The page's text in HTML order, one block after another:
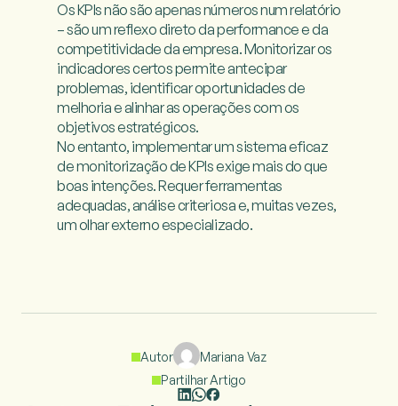
Os KPIs não são apenas números num relatório
– são um reflexo direto da performance e da
competitividade da empresa. Monitorizar os
indicadores certos permite antecipar
problemas, identificar oportunidades de
melhoria e alinhar as operações com os
objetivos estratégicos.
No entanto, implementar um sistema eficaz
de monitorização de KPIs exige mais do que
boas intenções. Requer ferramentas
adequadas, análise criteriosa e, muitas vezes,
um olhar externo especializado.
Autor
Mariana Vaz
Partilhar Artigo